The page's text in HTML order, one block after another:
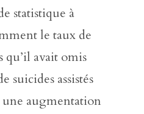
statistique à
le taux de
qu’il avait omis
suicides assistés
augmentation